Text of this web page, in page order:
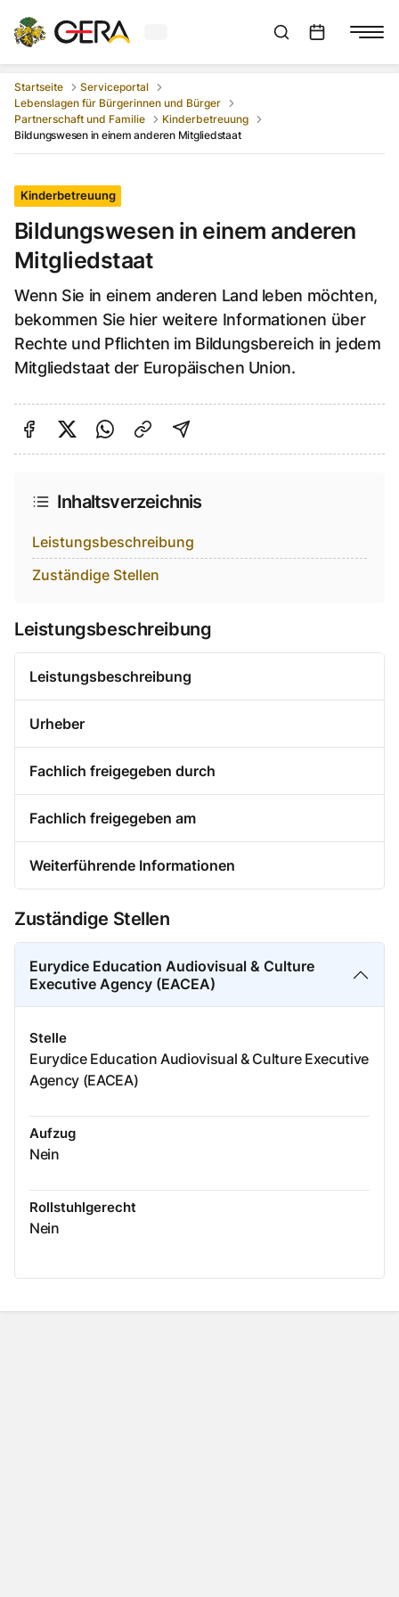
Aktuelles Wetter in GeraSuchleiste anzeigen
Startseite
Serviceportal
Lebenslagen für Bürgerinnen und Bürger
Partnerschaft und Familie
Kinderbetreuung
Bildungswesen in einem anderen Mitgliedstaat
Kinderbetreuung
Bildungswesen in einem anderen
Mitgliedstaat
Wenn Sie in einem anderen Land leben möchten,
bekommen Sie hier weitere Informationen über
Rechte und Pflichten im Bildungsbereich in jedem
Mitgliedstaat der Europäischen Union.
Auf Facebook teilen
Auf Twitter teilen
Per Link teilen
shareViaEmail
Inhaltsverzeichnis
Leistungsbeschreibung
Zuständige Stellen
Leistungsbeschreibung
Leistungsbeschreibung
Urheber
Fachlich freigegeben durch
Fachlich freigegeben am
Weiterführende Informationen
Zuständige Stellen
Eurydice Education Audiovisual & Culture
Executive Agency (EACEA)
Stelle
Eurydice Education Audiovisual & Culture Executive
Agency (EACEA)
Aufzug
Nein
Rollstuhlgerecht
Nein